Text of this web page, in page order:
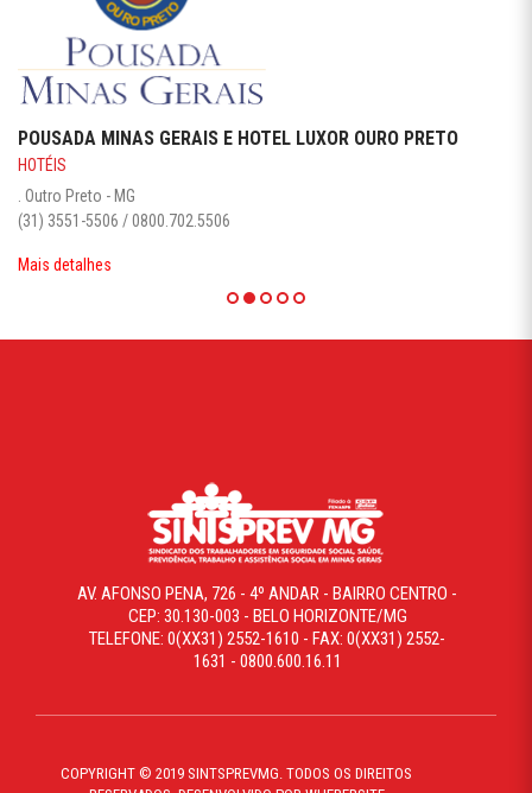
POUSADA MINAS GERAIS E HOTEL LUXOR OURO PRETO
HOTÉIS
. Outro Preto - MG
(31) 3551-5506 / 0800.702.5506
Mais detalhes
AV. AFONSO PENA, 726 - 4º ANDAR - BAIRRO CENTRO -
CEP: 30.130-003 - BELO HORIZONTE/MG
TELEFONE: 0(XX31) 2552-1610 - FAX: 0(XX31) 2552-
1631 - 0800.600.16.11
COPYRIGHT © 2019 SINTSPREVMG. TODOS OS DIREITOS